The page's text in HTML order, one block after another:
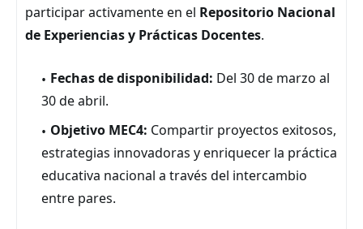
participar activamente en el Repositorio Nacional
de Experiencias y Prácticas Docentes.
Fechas de disponibilidad: Del 30 de marzo al
30 de abril.
Objetivo MEC4: Compartir proyectos exitosos,
estrategias innovadoras y enriquecer la práctica
educativa nacional a través del intercambio
entre pares.